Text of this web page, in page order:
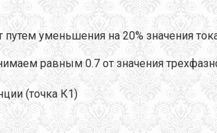
уменьшения на 20% значения
равным 0.7 от значения
(точка К1)